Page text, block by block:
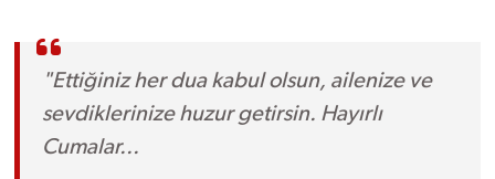
"Ettiğiniz her dua kabul olsun, ailenize ve
sevdiklerinize huzur getirsin. Hayırlı
Cumalar...